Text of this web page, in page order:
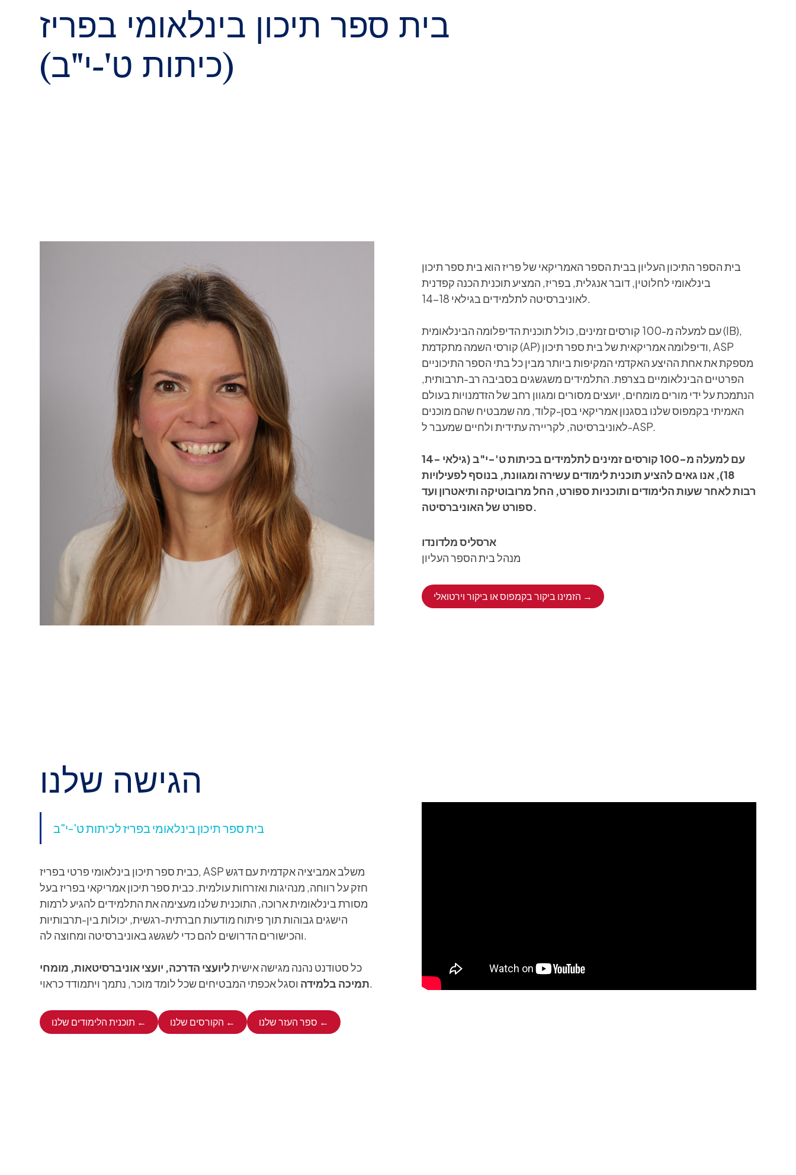
בית ספר תיכון בינלאומי בפריז
(כיתות ט'-י"ב)
בית הספר התיכון העליון בבית הספר האמריקאי של פריז הוא בית ספר תיכון
בינלאומי לחלוטין, דובר אנגלית, בפריז, המציע תוכנית הכנה קפדנית
לאוניברסיטה לתלמידים בגילאי 14-18.
עם למעלה מ-100 קורסים זמינים, כולל תוכנית הדיפלומה הבינלאומית (IB),
קורסי השמה מתקדמת (AP) ודיפלומה אמריקאית של בית ספר תיכון, ASP
מספקת את אחת ההיצע האקדמי המקיפות ביותר מבין כל בתי הספר התיכוניים
הפרטיים הבינלאומיים בצרפת. התלמידים משגשגים בסביבה רב-תרבותית,
הנתמכת על ידי מורים מומחים, יועצים מסורים ומגוון רחב של הזדמנויות בעולם
האמיתי בקמפוס שלנו בסגנון אמריקאי בסן-קלוד, מה שמבטיח שהם מוכנים
לאוניברסיטה, לקריירה עתידית ולחיים שמעבר ל-ASP.
עם למעלה מ-100 קורסים זמינים לתלמידים בכיתות ט'-י"ב (גילאי 14-
18), אנו גאים להציע תוכנית לימודים עשירה ומגוונת, בנוסף לפעילויות
רבות לאחר שעות הלימודים ותוכניות ספורט, החל מרובוטיקה ותיאטרון ועד
ספורט של האוניברסיטה.
ארסליס מלדונדו
מנהל בית הספר העליון
הזמינו ביקור בקמפוס או ביקור וירטואלי →
הגישה שלנו
בית ספר תיכון בינלאומי בפריז לכיתות ט'-י"ב
כבית ספר תיכון בינלאומי פרטי בפריז, ASP משלב אמביציה אקדמית עם דגש
חזק על רווחה, מנהיגות ואזרחות עולמית. כבית ספר תיכון אמריקאי בפריז בעל
מסורת בינלאומית ארוכה, התוכנית שלנו מעצימה את התלמידים להגיע לרמות
הישגים גבוהות תוך פיתוח מודעות חברתית-רגשית, יכולות בין-תרבותיות
והכישורים הדרושים להם כדי לשגשג באוניברסיטה ומחוצה לה.
כל סטודנט נהנה מגישה אישיתליועצי הדרכה, יועצי אוניברסיטאות, מומחי
תמיכה בלמידהוסגל אכפתי המבטיחים שכל לומד מוכר, נתמך ויתמודד כראוי.
תוכנית הלימודים שלנו ← הקורסים שלנו ← ספר העזר שלנו ←